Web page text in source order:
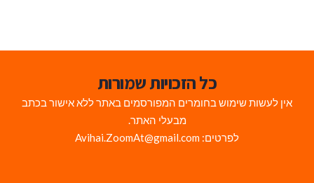
כל הזכויות שמורות
אין לעשות שימוש בחומרים המפורסמים באתר ללא אישור בכתב
מבעלי האתר.
לפרטים: Avihai.ZoomAt@gmail.com